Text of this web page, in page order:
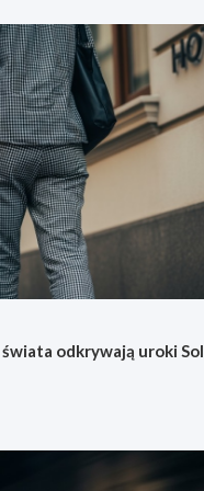
świata odkrywają uroki